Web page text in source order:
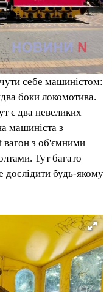
себе машиністом:
боки локомотива.
є два невеликих
машиніста з
вагон з об'ємними
Тут багато
дослідити будь-якому